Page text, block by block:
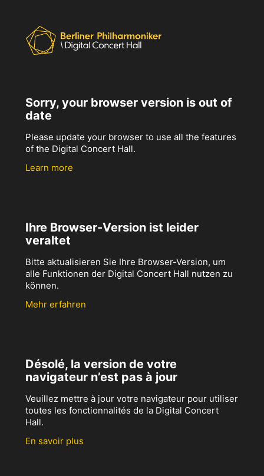
Sorry, your browser version is out of
date
Please update your browser to use all the features
of the Digital Concert Hall.
Learn more
Ihre Browser-Version ist leider
veraltet
Bitte aktualisieren Sie Ihre Browser-Version, um
alle Funktionen der Digital Concert Hall nutzen zu
können.
Mehr erfahren
Désolé, la version de votre
navigateur n’est pas à jour
Veuillez mettre à jour votre navigateur pour utiliser
toutes les fonctionnalités de la Digital Concert
Hall.
En savoir plus